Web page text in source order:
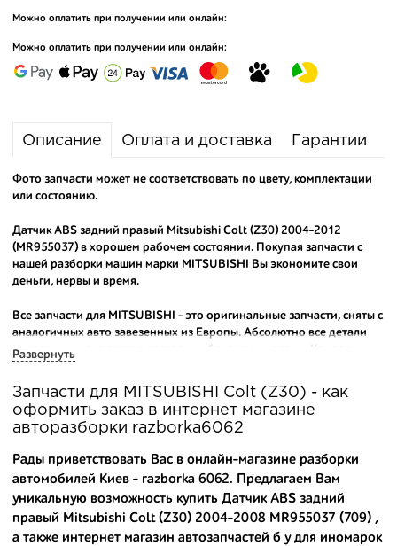
Можно оплатить при получении или онлайн:
Можно оплатить при получении или онлайн:
Описание Оплата и доставка Гарантии
Фото запчасти может не соответствовать по цвету, комплектации
или состоянию.
Датчик ABS задний правый Mitsubishi Colt (Z30) 2004-2012
(MR955037) в хорошем рабочем состоянии. Покупая запчасти с
нашей разборки машин марки MITSUBISHI Вы экономите свои
деньги, нервы и время.
Все запчасти для MITSUBISHI - это оригинальные запчасти, сняты с
аналогичных авто завезенных из Европы. Абсолютно все детали
исправны и находятся в состоянии близком к новому. Каждая
производителя.
Вашему вниманию предлагаем широкий ассортимент
автозапчастей дляMITSUBISHI Colt (Z30) 2004-2008
популярных марок. Мы продаем оригинальные и
высококачественные запчасти, отказываясь от контрафактных
аналогов.
Многие наши оптовые клиенты рекомендуют именно нашу
разборку как надежного и проверенного продавца. Если вам
Развернуть
Запчасти для MITSUBISHI Colt (Z30) - как
оформить заказ в интернет магазине
авторазборки razborka6062
Рады приветствовать Вас в онлайн-магазине разборки
автомобилей Киев - razborka 6062. Предлагаем Вам
уникальную возможность купить Датчик ABS задний
правый Mitsubishi Colt (Z30) 2004-2008 MR955037 (709) ,
а также интернет магазин автозапчастей б у для иномарок